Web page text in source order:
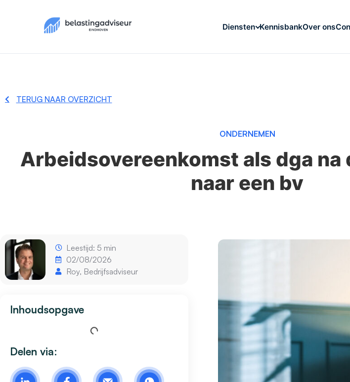
Diensten KennisbankOver ons
TERUG NAAR OVERZICHT
ONDERNEMEN
Arbeidsovereenkomst als dga na
naar een bv
Leestijd: 5 min
02/08/2026
Roy, Bedrijfsadviseur
Inhoudsopgave
Delen via: